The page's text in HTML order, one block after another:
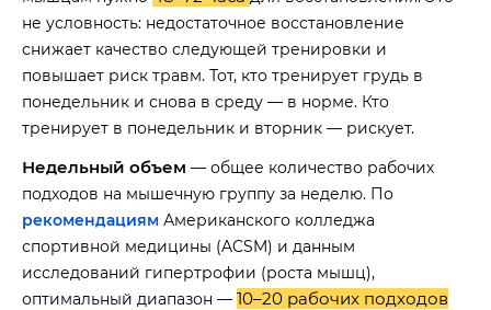
не условность: недостаточное восстановление
снижает качество следующей тренировки и
повышает риск травм. Тот, кто тренирует грудь в
понедельник и снова в среду — в норме. Кто
тренирует в понедельник и вторник — рискует.
Недельный объем — общее количество рабочих
подходов на мышечную группу за неделю. По
рекомендациям Американского колледжа
спортивной медицины (ACSM) и данным
исследований гипертрофии (роста мышц),
оптимальный диапазон — 10–20 рабочих подходов